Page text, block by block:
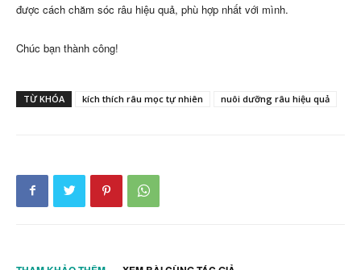
được cách chăm sóc râu hiệu quả, phù hợp nhất với mình.
Chúc bạn thành công!
TỪ KHÓA kích thích râu mọc tự nhiên nuôi dưỡng râu hiệu quả